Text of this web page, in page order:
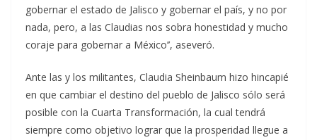
gobernar el estado de Jalisco y gobernar el país, y no por
nada, pero, a las Claudias nos sobra honestidad y mucho
coraje para gobernar a México’’, aseveró.
Ante las y los militantes, Claudia Sheinbaum hizo hincapié
en que cambiar el destino del pueblo de Jalisco sólo será
posible con la Cuarta Transformación, la cual tendrá
siempre como objetivo lograr que la prosperidad llegue a